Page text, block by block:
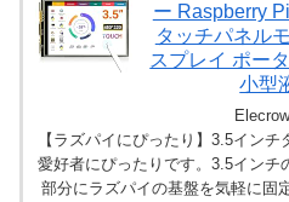
ー Raspberry
タッチパネル
スプレイ ポー
小型
Elecrow
【ラズパイにぴったり】3.5イン
愛好者にぴったりです。3.5インチ
部分にラズパイの基盤を気軽に固